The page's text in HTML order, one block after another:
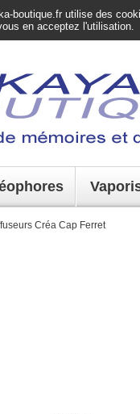
boutique.fr utilise des
en acceptez l'utilisation.
Créa Cap Ferret